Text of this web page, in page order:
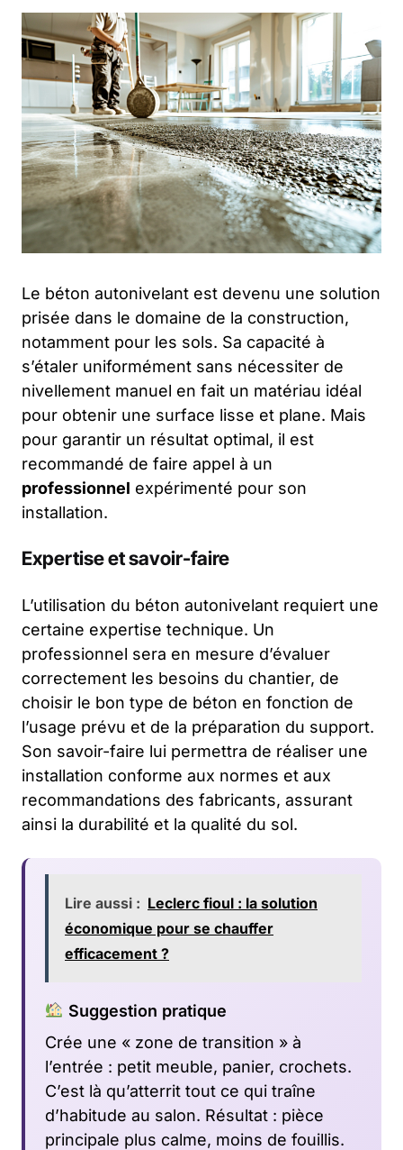
Le béton autonivelant est devenu une solution
prisée dans le domaine de la construction,
notamment pour les sols. Sa capacité à
s’étaler uniformément sans nécessiter de
nivellement manuel en fait un matériau idéal
pour obtenir une surface lisse et plane. Mais
pour garantir un résultat optimal, il est
recommandé de faire appel à un
professionnel expérimenté pour son
installation.
Expertise et savoir-faire
L’utilisation du béton autonivelant requiert une
certaine expertise technique. Un
professionnel sera en mesure d’évaluer
correctement les besoins du chantier, de
choisir le bon type de béton en fonction de
l’usage prévu et de la préparation du support.
Son savoir-faire lui permettra de réaliser une
installation conforme aux normes et aux
recommandations des fabricants, assurant
ainsi la durabilité et la qualité du sol.
Lire aussi : Leclerc fioul : la solution
économique pour se chauffer
efficacement ?
Suggestion pratique
Crée une « zone de transition » à
l’entrée : petit meuble, panier, crochets.
C’est là qu’atterrit tout ce qui traîne
d’habitude au salon. Résultat : pièce
principale plus calme, moins de fouillis.